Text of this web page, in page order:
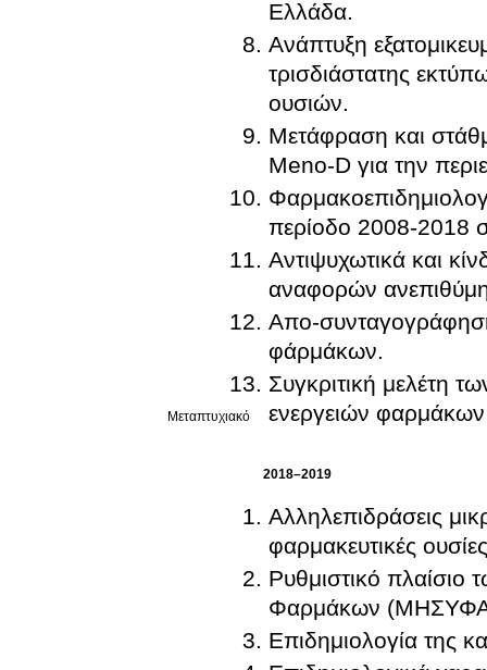
Μεταπτυχιακό
Ελλάδα.
Ανάπτυξη
τρισδιάστατης
ουσιών.
Mετάφραση και
Meno-D για την
περίοδο 2008-2018
Αντιψυχωτικά και
αναφορών
Απο-
φάρμάκων.
Συγκριτική μελέτη
ενεργειών φαρμάκων
2018–2019
Αλληλεπιδράσεις
φαρμακευτικές
Ρυθμιστικό
Φαρμάκων (ΜΗΣΥΦΑ)
Επιδημιολογία της